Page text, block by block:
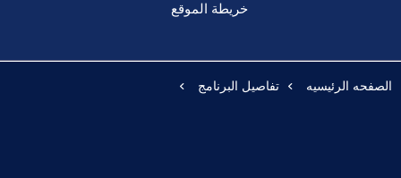
خريطة الموقع
الصفحه الرئيسيه تفاصيل البرنامج